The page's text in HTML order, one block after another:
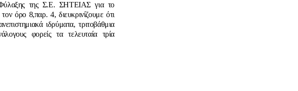
Φύλαξης της Σ.Ε. ΣΗΤΕΙΑΣ για το
όρο 8,παρ. 4, διευκρινίζουμε ότι
ιδρύματα, τριτοβάθμια
φορείς τα τελευταία τρία